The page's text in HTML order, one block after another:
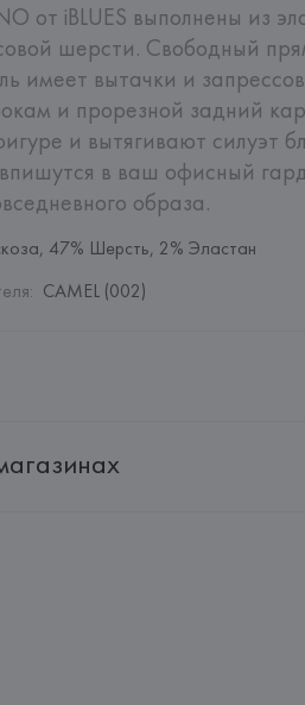
от iBLUES выполнены из
шерсти. Свободный
имеет вытачки и
и прорезной задний
и вытягивают силуэт
в ваш офисный
образа.
47% Шерсть, 2% Эластан
: CAMEL (002)
Беларусь, 220051, г. Минск, ул.